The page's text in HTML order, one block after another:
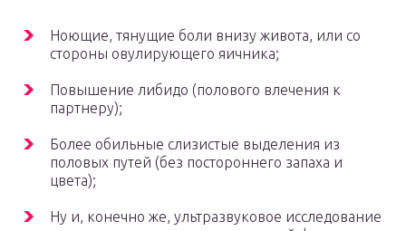
Ноющие, тянущие боли внизу живота, или со
стороны овулирующего яичника;
Повышение либидо (полового влечения к
партнеру);
Более обильные слизистые выделения из
половых путей (без постороннего запаха и
цвета);
Ну и, конечно же, ультразвуковое исследование